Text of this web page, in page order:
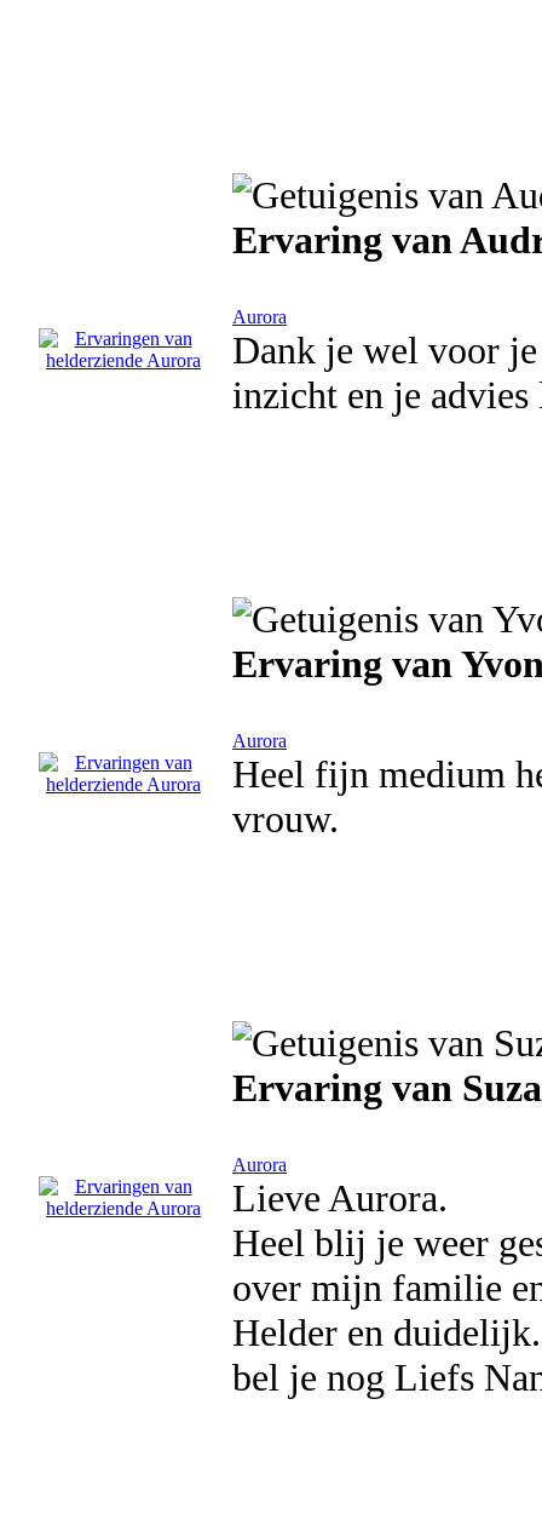
Ervaring van
Aurora
Dank je wel voor
inzicht en je
Ervaring van
Aurora
Heel fijn medium
vrouw.
Ervaring van
Aurora
Lieve Aurora.
Heel blij je weer
over mijn familie
Helder en
bel je nog Liefs